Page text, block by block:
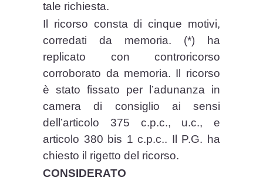
tale richiesta.
Il ricorso consta di cinque motivi,
corredati da memoria. (*) ha
replicato con controricorso
corroborato da memoria. Il ricorso
è stato fissato per l’adunanza in
camera di consiglio ai sensi
dell’articolo 375 c.p.c., u.c., e
articolo 380 bis 1 c.p.c.. Il P.G. ha
chiesto il rigetto del ricorso.
CONSIDERATO